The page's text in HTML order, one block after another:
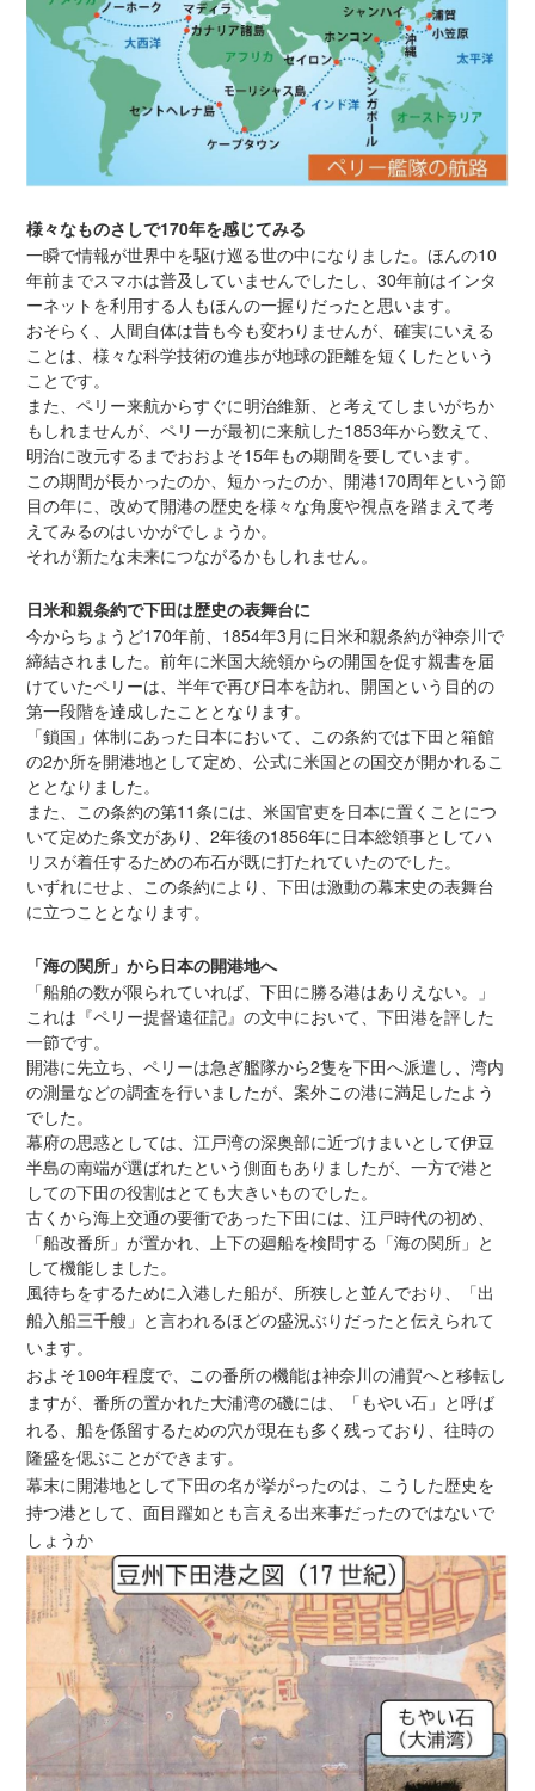
様々なものさしで170年を感じてみる
一瞬で情報が世界中を駆け巡る世の中になりました。ほんの10
年前までスマホは普及していませんでしたし、30年前はインタ
ーネットを利用する人もほんの一握りだったと思います。
おそらく、人間自体は昔も今も変わりませんが、確実にいえる
ことは、様々な科学技術の進歩が地球の距離を短くしたという
ことです。
また、ペリー来航からすぐに明治維新、と考えてしまいがちか
もしれませんが、ペリーが最初に来航した1853年から数えて、
明治に改元するまでおおよそ15年もの期間を要しています。
この期間が長かったのか、短かったのか、開港170周年という節
目の年に、改めて開港の歴史を様々な角度や視点を踏まえて考
えてみるのはいかがでしょうか。
それが新たな未来につながるかもしれません。
日米和親条約で下田は歴史の表舞台に
今からちょうど170年前、1854年3月に日米和親条約が神奈川で
締結されました。前年に米国大統領からの開国を促す親書を届
けていたペリーは、半年で再び日本を訪れ、開国という目的の
第一段階を達成したこととなります。
「鎖国」体制にあった日本において、この条約では下田と箱館
の2か所を開港地として定め、公式に米国との国交が開かれるこ
ととなりました。
また、この条約の第11条には、米国官吏を日本に置くことにつ
いて定めた条文があり、2年後の1856年に日本総領事としてハ
リスが着任するための布石が既に打たれていたのでした。
いずれにせよ、この条約により、下田は激動の幕末史の表舞台
に立つこととなります。
「海の関所」から日本の開港地へ
「船舶の数が限られていれば、下田に勝る港はありえない。」
これは『ペリー提督遠征記』の文中において、下田港を評した
一節です。
開港に先立ち、ペリーは急ぎ艦隊から2隻を下田へ派遣し、湾内
の測量などの調査を行いましたが、案外この港に満足したよう
でした。
幕府の思惑としては、江戸湾の深奥部に近づけまいとして伊豆
半島の南端が選ばれたという側面もありましたが、一方で港と
しての下田の役割はとても大きいものでした。
古くから海上交通の要衝であった下田には、江戸時代の初め、
「船改番所」が置かれ、上下の廻船を検問する「海の関所」と
して機能しました。
風待ちをするために入港した船が、所狭しと並んでおり、
「出
船入船三千艘」と言われるほどの盛況ぶりだったと伝えられて
います。
およそ100年程度で、この番所の機能は神奈川の浦賀へと移転し
ますが、番所の置かれた大浦湾の磯には、「もやい石」と呼ば
れる、船を係留するための穴が現在も多く残っており、往時の
隆盛を偲ぶことができます。
幕末に開港地として下田の名が挙がったのは、こうした歴史を
持つ港として、面目躍如とも言える出来事だったのではないで
しょうか